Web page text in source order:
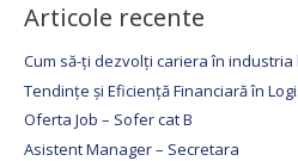
Articole recente
Cum să-ți dezvolți cariera în industria
Tendințe și Eficiență Financiară în
Oferta Job – Sofer cat B
Asistent Manager – Secretara